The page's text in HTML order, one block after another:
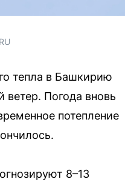
тепла в Башкирию
ветер. Погода вновь
потепление
8–13